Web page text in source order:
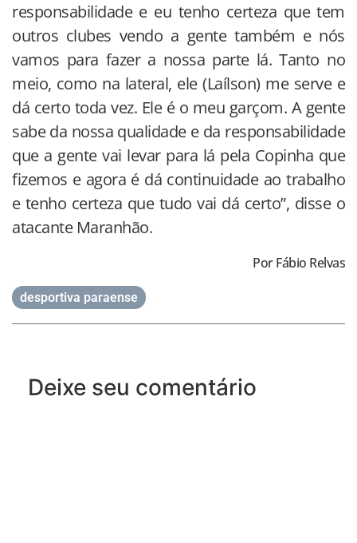
responsabilidade e eu tenho certeza que tem
outros clubes vendo a gente também e nós
vamos para fazer a nossa parte lá. Tanto no
meio, como na lateral, ele (Laílson) me serve e
dá certo toda vez. Ele é o meu garçom. A gente
sabe da nossa qualidade e da responsabilidade
que a gente vai levar para lá pela Copinha que
fizemos e agora é dá continuidade ao trabalho
e tenho certeza que tudo vai dá certo”, disse o
atacante Maranhão.
Por Fábio Relvas
desportiva paraense
Deixe seu comentário